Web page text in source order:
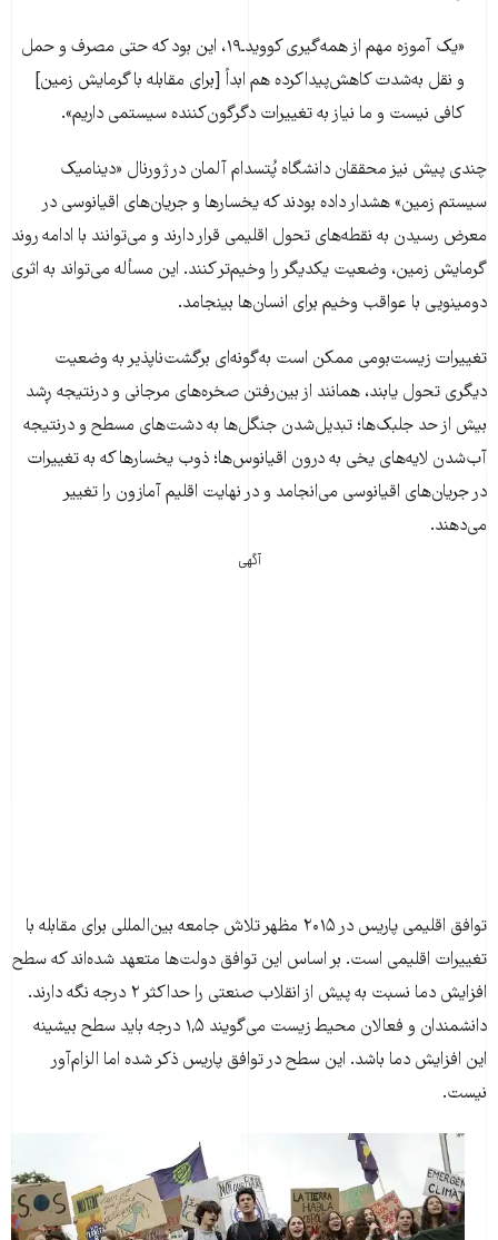
«یک آموزه مهم از همه‌گیری کووید‌ـ‍۱۹، این بود که حتی مصرف و حمل
و نقل به‌شدت کاهش‌پیداکرده هم ابداً [برای مقابله با گرمایش زمین]
کافی نیست و ما نیاز به تغییرات دگرگون‌کننده سیستمی داریم».
چندی پیش نیز محققان دانشگاه پُتسدام آلمان در ژورنال «دینامیک
سیستم زمین» هشدار داده بودند که یخسارها و جریان‌های اقیانوسی در
معرض رسیدن به نقطه‌های تحول اقلیمی قرار دارند و می‌توانند با ادامه روند
گرمایش زمین، وضعیت یکدیگر را وخیم‌تر کنند. این مسأله می‌تواند به اثری
دومینویی با عواقب وخیم برای انسان‌ها بینجامد.
تغییرات زیست‌بومی ممکن است بەگونەای برگشت‌ناپذیر بە وضعیت
دیگری تحول یابند، همانند از بین‌رفتن صخرەهای مرجانی و درنتیجە ڕشد
بیش از حد جلبک‌ها؛ تبدیل‌شدن جنگل‌ها بە دشت‌های مسطح و درنتیجە
آب‌شدن لایەهای یخی بە درون اقیانوس‌ها؛ ذوب یخسارها که به تغییرات
در جریان‌های اقیانوسی می‌انجامد و در نهایت اقلیم آمازون را تغییر
می‌دهند.
آگهی
توافق اقلیمی پاریس در ۲۰۱۵ مظهر تلاش جامعه بین‌المللی برای مقابله با
تغییرات اقلیمی است. بر اساس این توافق دولت‌ها متعهد شده‌اند که سطح
افزایش دما نسبت به پیش از انقلاب صنعتی را حداکثر ۲ درجه نگه دارند.
دانشمندان و فعالان محیط زیست می‌گویند ۱,۵ درجه باید سطح بیشینه
این افزایش دما باشد. این سطح در توافق پاریس ذکر شده اما الزام‌آور
نیست.